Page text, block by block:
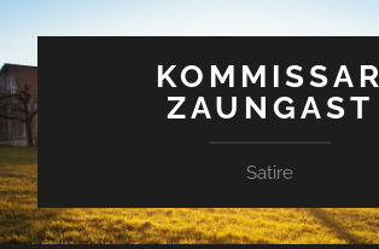
KOMMISSAR
ZAUNGAST
Satire